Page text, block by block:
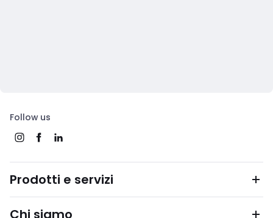
Follow us
Prodotti e servizi
Chi siamo